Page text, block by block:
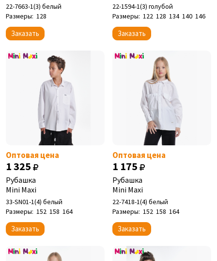
22-7663-1(3) белый
Размеры: 128
Заказать
22-1594-1(3) голубой
Размеры: 122 128 134 140 146
Заказать
Оптовая цена
1 325
Рубашка
Mini Maxi
33-SN01-1(4) белый
Размеры: 152 158 164
Заказать
Оптовая цена
1 175
Рубашка
Mini Maxi
22-7418-1(4) белый
Размеры: 152 158 164
Заказать